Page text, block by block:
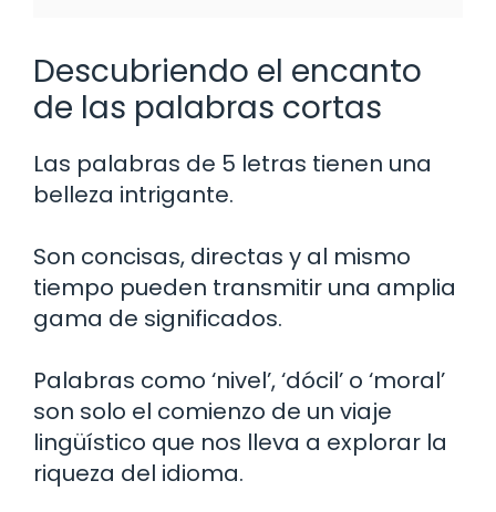
Descubriendo el encanto
de las palabras cortas
Las palabras de 5 letras tienen una
belleza intrigante.
Son concisas, directas y al mismo
tiempo pueden transmitir una amplia
gama de significados.
Palabras como ‘nivel’, ‘dócil’ o ‘moral’
son solo el comienzo de un viaje
lingüístico que nos lleva a explorar la
riqueza del idioma.